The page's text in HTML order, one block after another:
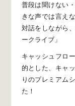
普段は聞けない
きな声では言え
対話をしながら
ークライブ」
キャッシュフロ
的とした、 キャ
りのプレミアム
た！